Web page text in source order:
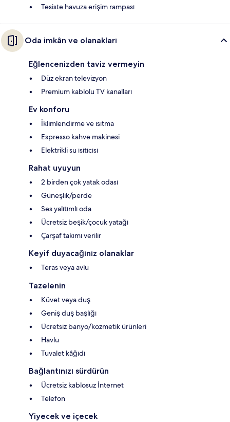
Tesiste havuza erişim rampası
Oda imkân ve olanakları
Eğlencenizden taviz vermeyin
Düz ekran televizyon
Premium kablolu TV kanalları
Ev konforu
İklimlendirme ve ısıtma
Espresso kahve makinesi
Elektrikli su ısıtıcısı
Rahat uyuyun
2 birden çok yatak odası
Güneşlik/perde
Ses yalıtımlı oda
Ücretsiz beşik/çocuk yatağı
Çarşaf takımı verilir
Keyif duyacağınız olanaklar
Teras veya avlu
Tazelenin
Küvet veya duş
Geniş duş başlığı
Ücretsiz banyo/kozmetik ürünleri
Havlu
Tuvalet kâğıdı
Bağlantınızı sürdürün
Ücretsiz kablosuz İnternet
Telefon
Yiyecek ve içecek